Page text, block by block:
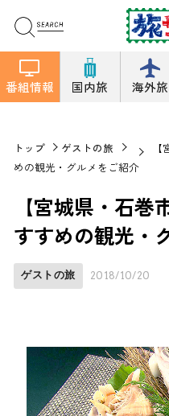
番組情報 国内旅 海外旅
トップ ゲストの旅
めの観光・グルメをご紹介
【宮城県・石
すすめの観光・
ゲストの旅 2018/10/20